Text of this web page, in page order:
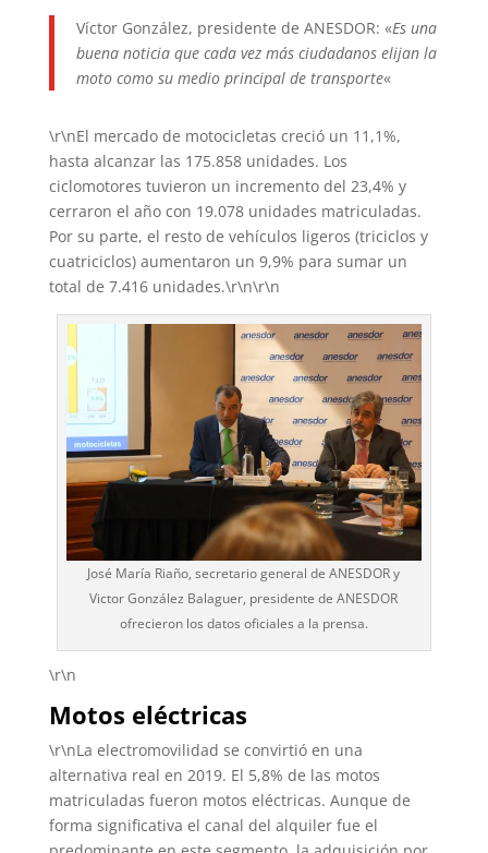
Víctor González, presidente de ANESDOR: «Es una
buena noticia que cada vez más ciudadanos elijan la
moto como su medio principal de transporte«
\r\nEl mercado de motocicletas creció un 11,1%,
hasta alcanzar las 175.858 unidades. Los
ciclomotores tuvieron un incremento del 23,4% y
cerraron el año con 19.078 unidades matriculadas.
Por su parte, el resto de vehículos ligeros (triciclos y
cuatriciclos) aumentaron un 9,9% para sumar un
total de 7.416 unidades.\r\n\r\n
José María Riaño, secretario general de ANESDOR y
Victor González Balaguer, presidente de ANESDOR
ofrecieron los datos oficiales a la prensa.
\r\n
Motos eléctricas
\r\nLa electromovilidad se convirtió en una
alternativa real en 2019. El 5,8% de las motos
matriculadas fueron motos eléctricas. Aunque de
forma significativa el canal del alquiler fue el